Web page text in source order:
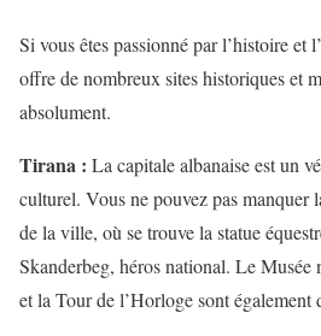
Si vous êtes passionné par l’histoire et
offre de nombreux sites historiques et
absolument.
Tirana : La capitale albanaise est un
culturel. Vous ne pouvez pas manquer
de la ville, où se trouve la statue
Skanderbeg, héros national. Le Musée
et la Tour de l’Horloge sont également